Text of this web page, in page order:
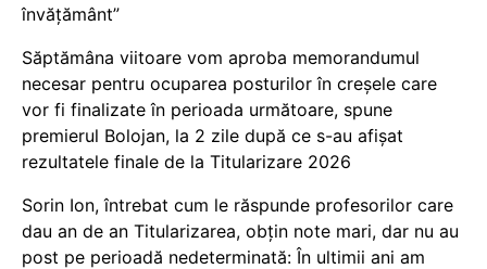
învățământ”
Săptămâna viitoare vom aproba memorandumul
necesar pentru ocuparea posturilor în creșele care
vor fi finalizate în perioada următoare, spune
premierul Bolojan, la 2 zile după ce s-au afișat
rezultatele finale de la Titularizare 2026
Sorin Ion, întrebat cum le răspunde profesorilor care
dau an de an Titularizarea, obțin note mari, dar nu au
post pe perioadă nedeterminată: În ultimii ani am